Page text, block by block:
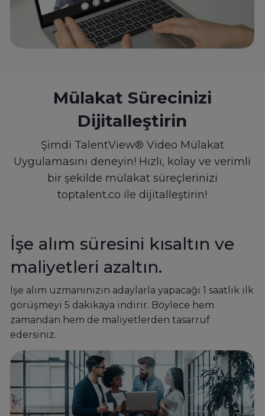
Mülakat Sürecinizi
Dijitalleştirin
Şimdi TalentView® Video Mülakat
Uygulamasını deneyin! Hızlı, kolay ve verimli
bir şekilde mülakat süreçlerinizi
toptalent.co ile dijitalleştirin!
İşe alım süresini kısaltın ve
maliyetleri azaltın.
İşe alım uzmanınızın adaylarla yapacağı 1 saatlik ilk
görüşmeyi 5 dakikaya indirir. Böylece hem
zamandan hem de maliyetlerden tasarruf
edersiniz.